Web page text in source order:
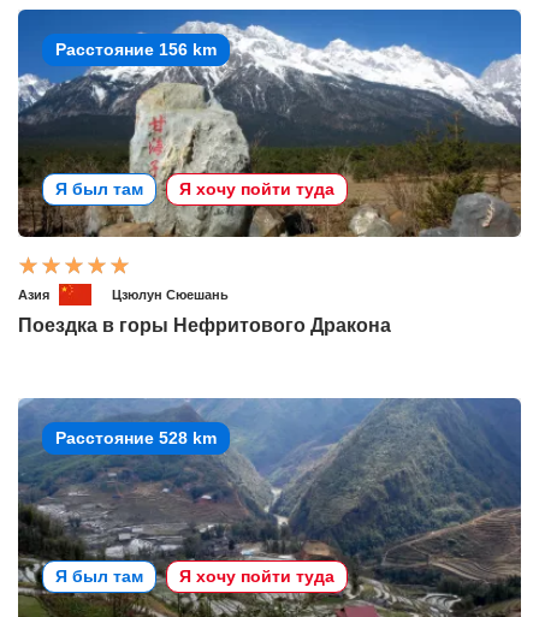
Расстояние 156 km
Я был там Я хочу пойти туда
Азия Цзюлун Сюешань
Поездка в горы Нефритового Дракона
Расстояние 528 km
Я был там Я хочу пойти туда